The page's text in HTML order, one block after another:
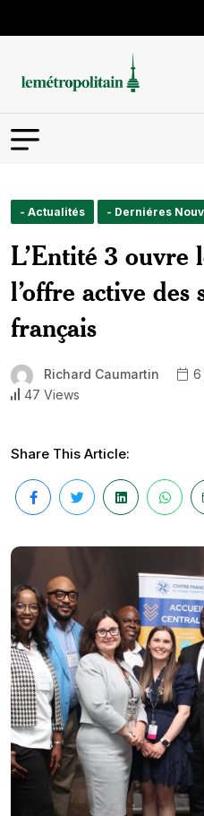
- Actualités - Derniéres
L’Entité 3 ouvre
l’offre active des
français
Richard Caumartin 6
47 Views
Share This Article: